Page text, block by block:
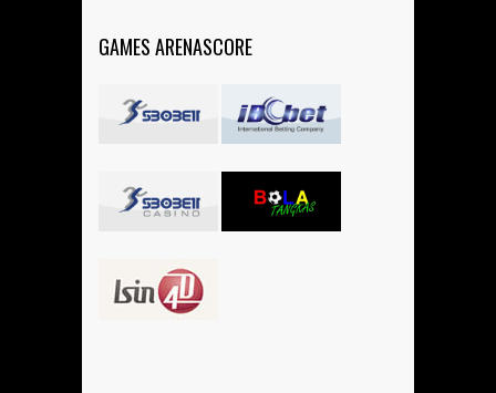
GAMES ARENASCORE